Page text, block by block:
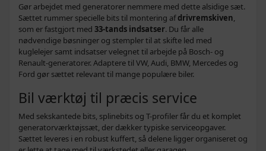
Gør arbejdet med generatorer nemmere med dette alsidige sæt.
Sættet rummer specielle bits til montering afdrivremskiven,
som er fastgjort med 33-tands indsatser. Du får alle
nødvendige bøsninger og stempler til at skifte led med
kuglelejer samt indsatser velegnet til arbejde på Bosch- og
Renault-generatorer. Adaptere til VW, Audi, BMW, Mercedes og
Ford gør sættet relevant til mange populære biler.
Bil værktøj til præcis service
Med sekskantede bits, splinebits og T-profiler får du et komplet
generatorværktøjssæt, der dækker typiske serviceopgaver.
Sættet leveres i en robust kuffert, så delene ligger organiseret og